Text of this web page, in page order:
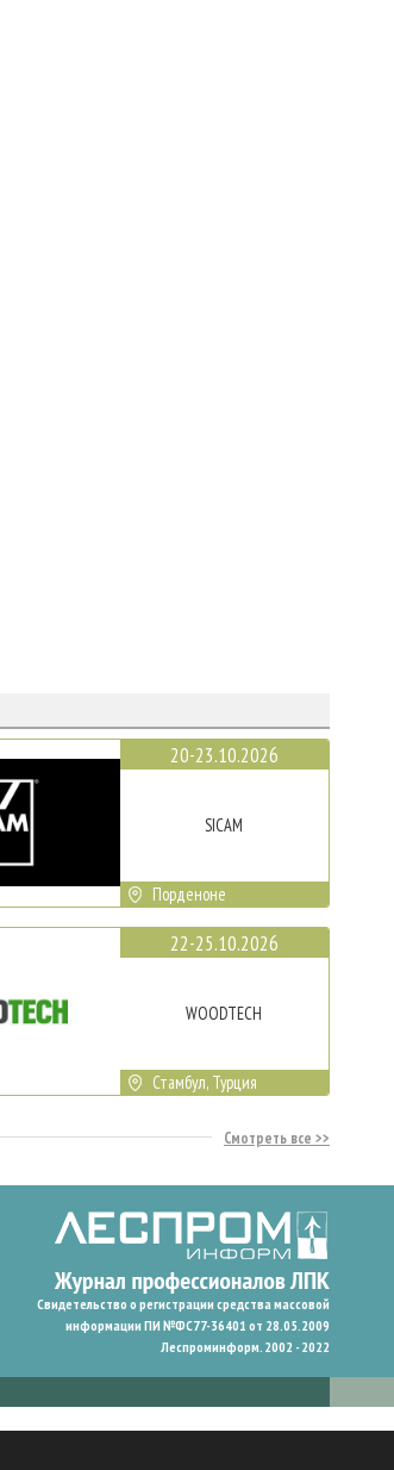
20-23.10.2026
SICAM
Порденоне
22-25.10.2026
WOODTECH
Стамбул, Турция
Смотреть все
Свидетельство о регистрации средства массовой
информации ПИ №ФС77-36401 от 28.05.2009
Леспроминформ. 2002 - 2022
предпочтения и улучшить пользовательский